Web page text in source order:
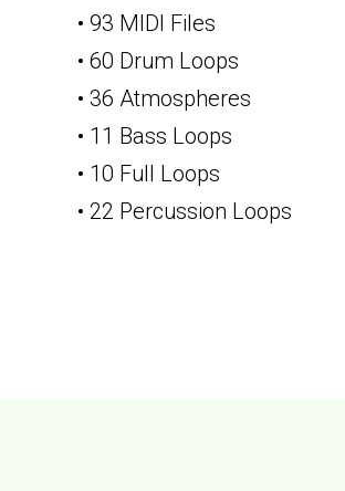
• 93 MIDI Files
• 60 Drum Loops
• 36 Atmospheres
• 11 Bass Loops
• 10 Full Loops
• 22 Percussion Loops